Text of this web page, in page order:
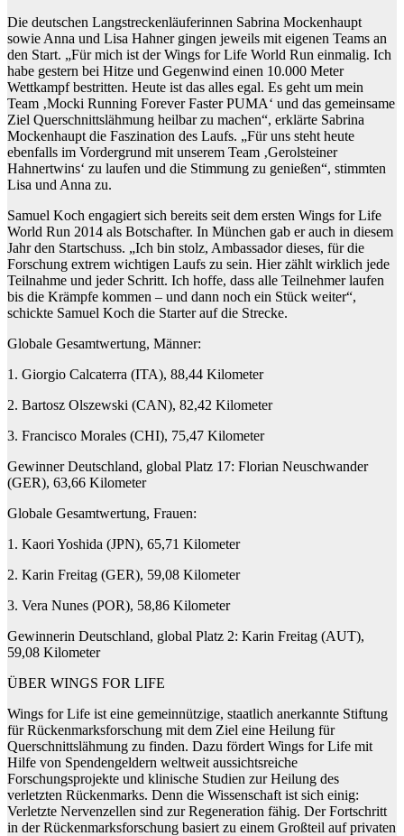
Die deutschen Langstreckenläuferinnen Sabrina Mockenhaupt
sowie Anna und Lisa Hahner gingen jeweils mit eigenen Teams an
den Start. „Für mich ist der Wings for Life World Run einmalig. Ich
habe gestern bei Hitze und Gegenwind einen 10.000 Meter
Wettkampf bestritten. Heute ist das alles egal. Es geht um mein
Team ‚Mocki Running Forever Faster PUMA‘ und das gemeinsame
Ziel Querschnittslähmung heilbar zu machen“, erklärte Sabrina
Mockenhaupt die Faszination des Laufs. „Für uns steht heute
ebenfalls im Vordergrund mit unserem Team ‚Gerolsteiner
Hahnertwins‘ zu laufen und die Stimmung zu genießen“, stimmten
Lisa und Anna zu.
Samuel Koch engagiert sich bereits seit dem ersten Wings for Life
World Run 2014 als Botschafter. In München gab er auch in diesem
Jahr den Startschuss. „Ich bin stolz, Ambassador dieses, für die
Forschung extrem wichtigen Laufs zu sein. Hier zählt wirklich jede
Teilnahme und jeder Schritt. Ich hoffe, dass alle Teilnehmer laufen
bis die Krämpfe kommen – und dann noch ein Stück weiter“,
schickte Samuel Koch die Starter auf die Strecke.
Globale Gesamtwertung, Männer:
1. Giorgio Calcaterra (ITA), 88,44 Kilometer
2. Bartosz Olszewski (CAN), 82,42 Kilometer
3. Francisco Morales (CHI), 75,47 Kilometer
Gewinner Deutschland, global Platz 17: Florian Neuschwander
(GER), 63,66 Kilometer
Globale Gesamtwertung, Frauen:
1. Kaori Yoshida (JPN), 65,71 Kilometer
2. Karin Freitag (GER), 59,08 Kilometer
3. Vera Nunes (POR), 58,86 Kilometer
Gewinnerin Deutschland, global Platz 2: Karin Freitag (AUT),
59,08 Kilometer
ÜBER WINGS FOR LIFE
Wings for Life ist eine gemeinnützige, staatlich anerkannte Stiftung
für Rückenmarksforschung mit dem Ziel eine Heilung für
Querschnittslähmung zu finden. Dazu fördert Wings for Life mit
Hilfe von Spendengeldern weltweit aussichtsreiche
Forschungsprojekte und klinische Studien zur Heilung des
verletzten Rückenmarks. Denn die Wissenschaft ist sich einig:
Verletzte Nervenzellen sind zur Regeneration fähig. Der Fortschritt
in der Rückenmarksforschung basiert zu einem Großteil auf privaten